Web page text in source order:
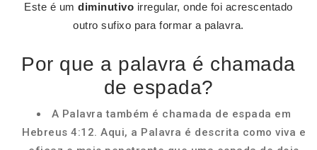
Este é umdiminutivo irregular, onde foi acrescentado
outro sufixo para formar a palavra.
Por que a palavra é chamada
de espada?
A Palavra também é chamada de espada em
Hebreus 4:12. Aqui, a Palavra é descrita como viva e